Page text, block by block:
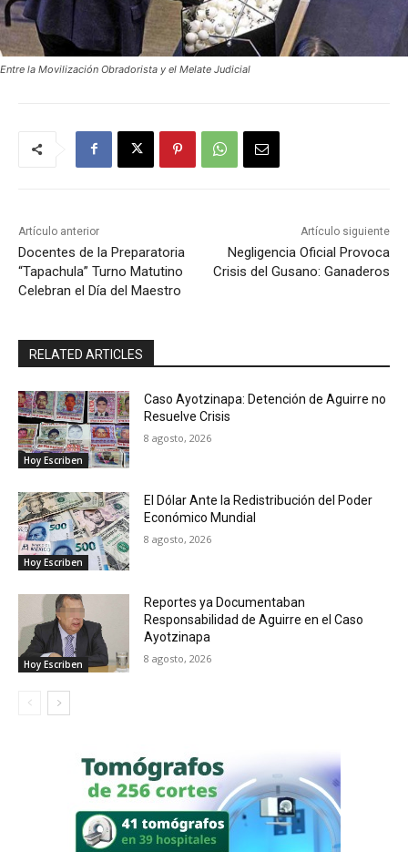
Entre la Movilización Obradorista y el Melate Judicial
Artículo anterior
Docentes de la Preparatoria
“Tapachula” Turno Matutino
Celebran el Día del Maestro
Artículo siguiente
Negligencia Oficial Provoca
Crisis del Gusano: Ganaderos
RELATED ARTICLES
Hoy Escriben
Caso Ayotzinapa: Detención de Aguirre no
Resuelve Crisis
8 agosto, 2026
Hoy Escriben
El Dólar Ante la Redistribución del Poder
Económico Mundial
8 agosto, 2026
Hoy Escriben
Reportes ya Documentaban
Responsabilidad de Aguirre en el Caso
Ayotzinapa
8 agosto, 2026